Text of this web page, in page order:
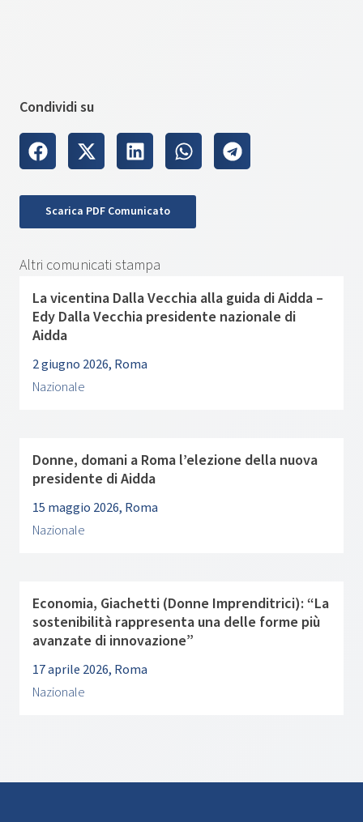
Condividi su
Scarica PDF Comunicato
Altri comunicati stampa
La vicentina Dalla Vecchia alla guida di Aidda –
Edy Dalla Vecchia presidente nazionale di
Aidda
2 giugno 2026, Roma
Nazionale
Donne, domani a Roma l’elezione della nuova
presidente di Aidda
15 maggio 2026, Roma
Nazionale
Economia, Giachetti (Donne Imprenditrici): “La
sostenibilità rappresenta una delle forme più
avanzate di innovazione”
17 aprile 2026, Roma
Nazionale